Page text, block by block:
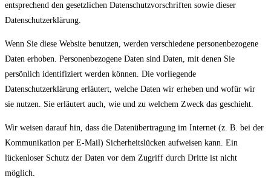
entsprechend den gesetzlichen Datenschutzvorschriften sowie dieser
Datenschutzerklärung.
Wenn Sie diese Website benutzen, werden verschiedene personenbezogene
Daten erhoben. Personenbezogene Daten sind Daten, mit denen Sie
persönlich identifiziert werden können. Die vorliegende
Datenschutzerklärung erläutert, welche Daten wir erheben und wofür wir
sie nutzen. Sie erläutert auch, wie und zu welchem Zweck das geschieht.
Wir weisen darauf hin, dass die Datenübertragung im Internet (z. B. bei der
Kommunikation per E-Mail) Sicherheitslücken aufweisen kann. Ein
lückenloser Schutz der Daten vor dem Zugriff durch Dritte ist nicht
möglich.